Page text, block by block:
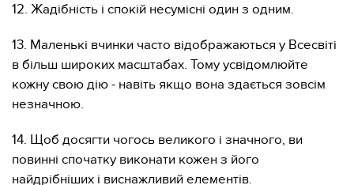
12. Жадібність і спокій несумісні один з одним.
13. Маленькі вчинки часто відображаються у Всесвіті
в більш широких масштабах. Тому усвідомлюйте
кожну свою дію - навіть якщо вона здається зовсім
незначною.
14. Щоб досягти чогось великого і значного, ви
повинні спочатку виконати кожен з його
найдрібніших і виснажливий елементів.